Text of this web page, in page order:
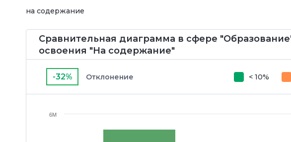
на содержание
Сравнительная диаграмма в сфере
освоения "На содержание"
-32% Отклонение < 10%
6M